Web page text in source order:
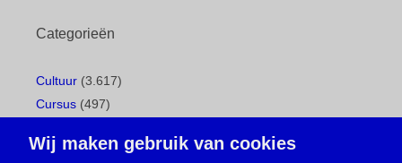
Categorieën
Cultuur (3.617)
Cursus (497)
Gemeentepagina(104)
Wij maken gebruik van cookies